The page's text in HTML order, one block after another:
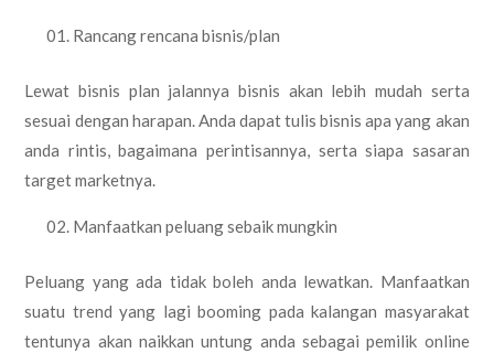
Rancang rencana bisnis/plan
Lewat bisnis plan jalannya bisnis akan lebih mudah serta
sesuai dengan harapan. Anda dapat tulis bisnis apa yang akan
anda rintis, bagaimana perintisannya, serta siapa sasaran
target marketnya.
Manfaatkan peluang sebaik mungkin
Peluang yang ada tidak boleh anda lewatkan. Manfaatkan
suatu trend yang lagi booming pada kalangan masyarakat
tentunya akan naikkan untung anda sebagai pemilik online